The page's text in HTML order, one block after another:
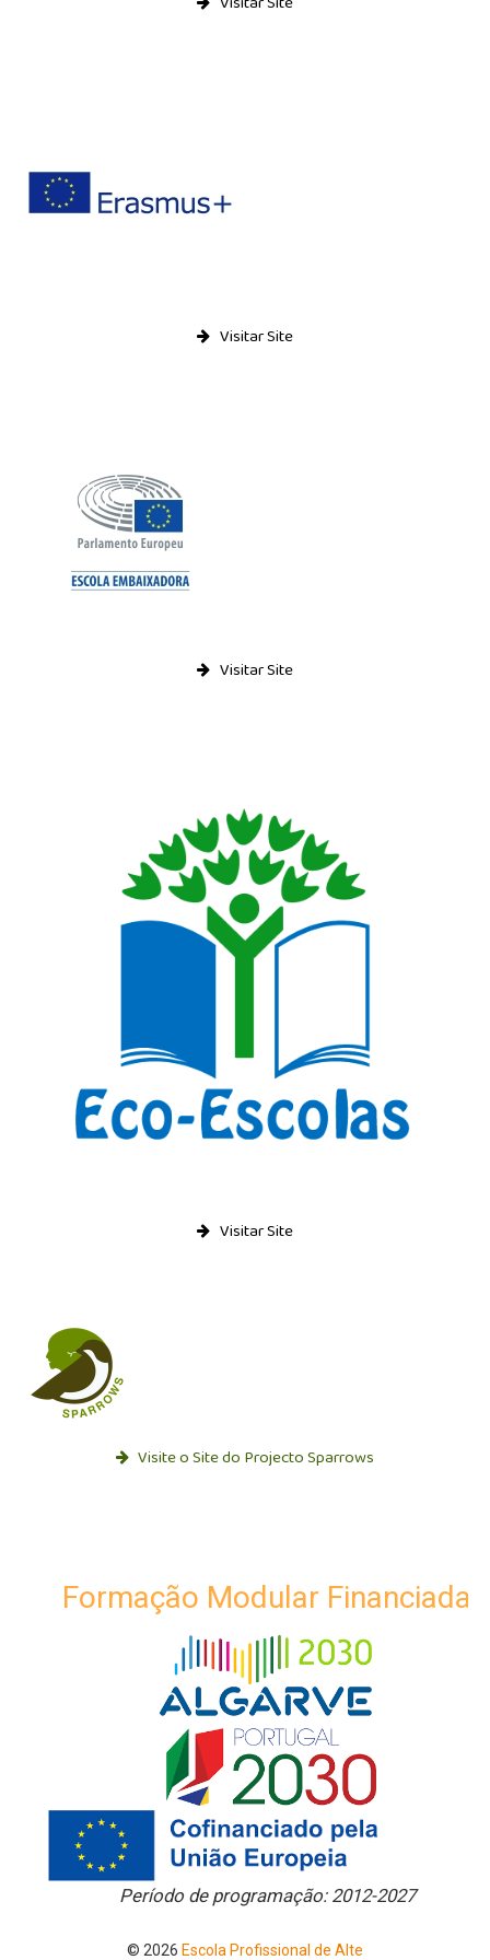
Relatório de Auto-Avaliação
Notas e Faltas
Visitar Site
Visitar Site
Visitar Site
Visite o Site do Projecto Sparrows
Formação Modular Financiada
Período de programação: 2012-2027
© 2026 Escola Profissional de Alte